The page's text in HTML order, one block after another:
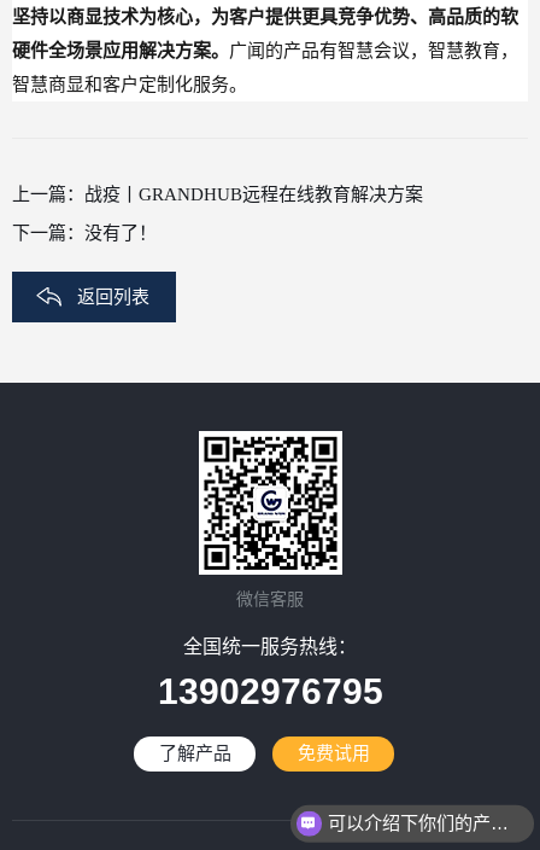
坚持以商显技术为核心，为客户提供更具竞争优势、高品质的软
硬件全场景应用解决方案。 广闻的产品有智慧会议，智慧教育，
智慧商显和客户定制化服务。
上一篇： 战疫丨GRANDHUB远程在线教育解决方案
下一篇： 没有了！
返回列表
微信客服
全国统一服务热线：
13902976795
了解产品 免费试用
可以介绍下你们的产品么？